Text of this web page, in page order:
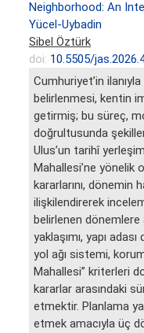
Neighborhood: An
Yücel-Uybadin
Sibel Öztürk
doi: 10.5505/
Cumhuriyet’in
belirlenmesi, kentin
getirmiş; bu süreç,
doğrultusunda
Ulus’un tarihî
Mahallesi’ne yönelik
kararlarını, dönemin
ilişkilendirerek
belirlenen dönemlere
yaklaşımı, yapı
yol ağı sistemi,
Mahallesi” kriterleri
kararlar arasındaki
etmektir. Planlama
etmek amacıyla üç